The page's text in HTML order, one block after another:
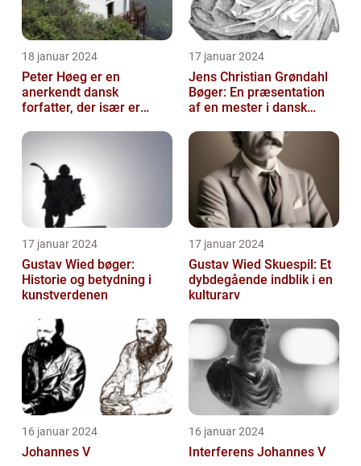
18 januar 2024
Peter Høeg er en
anerkendt dansk
forfatter, der især er
spændende og
17 januar 2024
Jens Christian Grøndahl
Bøger: En præsentation
af en mester i dansk
17 januar 2024
Gustav Wied bøger:
Historie og betydning i
kunstverdenen
17 januar 2024
Gustav Wied Skuespil: Et
dybdegående indblik i en
kulturarv
16 januar 2024
Johannes V
16 januar 2024
Interferens Johannes V